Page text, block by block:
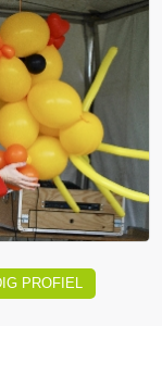
PROFIEL